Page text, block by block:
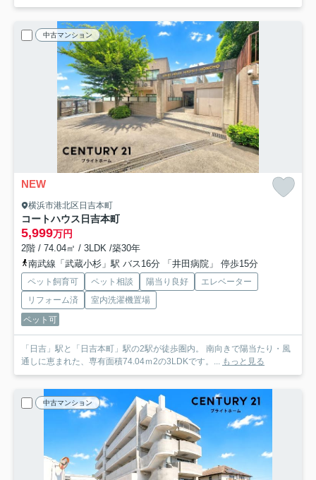
中古マンション
NEW
横浜市港北区日吉本町
コートハウス日吉本町
5,999万円
2階 / 74.04㎡ / 3LDK /築30年
南武線「武蔵小杉」駅 バス16分 「井田病院」 停歩15分
ペット飼育可 ペット相談 陽当り良好
エレベーター
リフォーム済
室内洗濯機置場
ペット可
「日吉」駅と「日吉本町」駅の2駅が徒歩圏内。 南向きで陽当たり・風
通しに恵まれた、専有面積74.04ｍ2の3LDKです。... もっと見る
中古マンション